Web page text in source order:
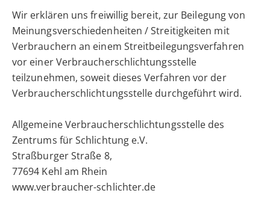
Wir erklären uns freiwillig bereit, zur Beilegung von
Meinungsverschiedenheiten / Streitigkeiten mit
Verbrauchern an einem Streitbeilegungsverfahren
vor einer Verbraucherschlichtungsstelle
teilzunehmen, soweit dieses Verfahren vor der
Verbraucherschlichtungsstelle durchgeführt wird.
Allgemeine Verbraucherschlichtungsstelle des
Zentrums für Schlichtung e.V.
Straßburger Straße 8,
77694 Kehl am Rhein
www.verbraucher-schlichter.de